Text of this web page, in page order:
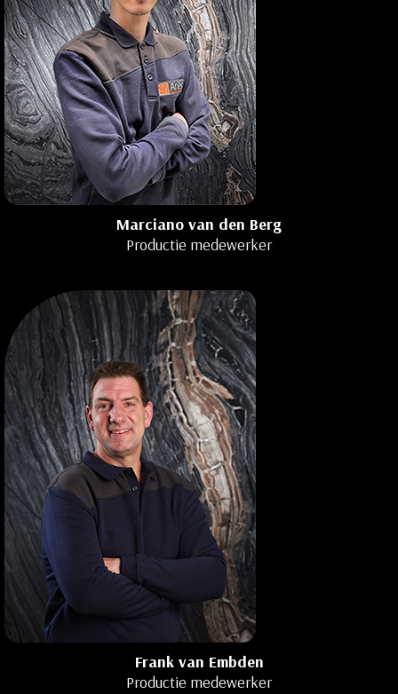
Marciano van den Berg
Productie medewerker
Frank van Embden
Productie medewerker